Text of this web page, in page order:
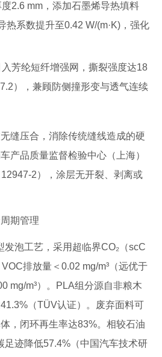
度2.6 mm，添加石墨烯导热填料
热系数提升至0.42 W/(m·K)，强化
入芳纶短纤增强网，撕裂强度达18
），兼顾防侧撞形变与透气连续
缝压合，消除传统缝线造成的硬
产品质量监督检验中心（上海）
2），涂层无开裂、剥离或
期管理
发泡工艺，采用超临界CO₂（scC
排放量＜0.02 mg/m³（远优于
mg/m³）。PLA组分源自非粮木
（TÜV认证）。废弃面料可
，闭环再生率达83%。相较石油
足迹降低57.4%（中国汽车技术研